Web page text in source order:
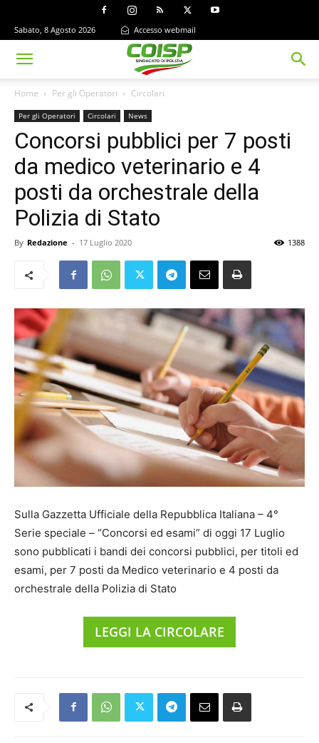
Sabato, 8 Agosto 2026 Accesso webmail
Home Per gli Operatori Circolari
Per gli Operatori Circolari News
Concorsi pubblici per 7 posti
da medico veterinario e 4
posti da orchestrale della
Polizia di Stato
By Redazione - 17 Luglio 2020 1388
Sulla Gazzetta Ufficiale della Repubblica Italiana – 4°
Serie speciale – “Concorsi ed esami” di oggi 17 Luglio
sono pubblicati i bandi dei concorsi pubblici, per titoli ed
esami, per 7 posti da Medico veterinario e 4 posti da
orchestrale della Polizia di Stato
LEGGI LA CIRCOLARE